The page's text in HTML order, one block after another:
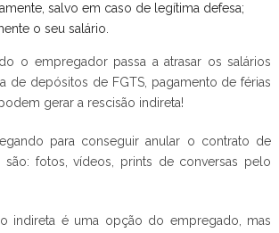
salvo em caso de legítima defesa;
o seu salário.
o empregador passa a atrasar os salários
de depósitos de FGTS, pagamento de férias
gerar a rescisão indireta!
para conseguir anular o contrato de
fotos, vídeos, prints de conversas pelo
indireta é uma opção do empregado, mas